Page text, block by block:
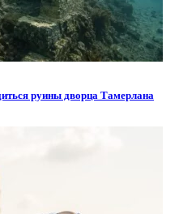
руины дворца Тамерлана